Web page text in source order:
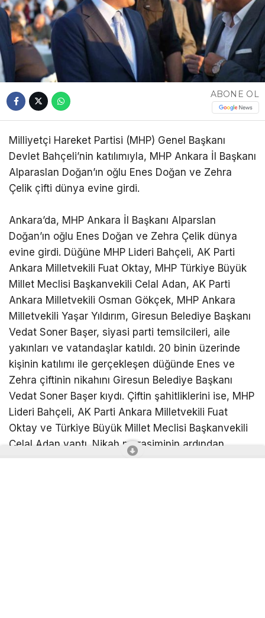
ABONE OL
Milliyetçi Hareket Partisi (MHP) Genel Başkanı
Devlet Bahçeli’nin katılımıyla, MHP Ankara İl Başkanı
Alparaslan Doğan’ın oğlu Enes Doğan ve Zehra
Çelik çifti dünya evine girdi.
Ankara’da, MHP Ankara İl Başkanı Alparslan
Doğan’ın oğlu Enes Doğan ve Zehra Çelik dünya
evine girdi. Düğüne MHP Lideri Bahçeli, AK Parti
Ankara Milletvekili Fuat Oktay, MHP Türkiye Büyük
Millet Meclisi Başkanvekili Celal Adan, AK Parti
Ankara Milletvekili Osman Gökçek, MHP Ankara
Milletvekili Yaşar Yıldırım, Giresun Belediye Başkanı
Vedat Soner Başer, siyasi parti temsilcileri, aile
yakınları ve vatandaşlar katıldı. 20 binin üzerinde
kişinin katılımı ile gerçekleşen düğünde Enes ve
Zehra çiftinin nikahını Giresun Belediye Başkanı
Vedat Soner Başer kıydı. Çiftin şahitliklerini ise, MHP
Lideri Bahçeli, AK Parti Ankara Milletvekili Fuat
Oktay ve Türkiye Büyük Millet Meclisi Başkanvekili
Celal Adan yaptı. Nikah merasiminin ardından
düğünde sanatçı Ali Kınık, Veli Erdem Karakülah ve